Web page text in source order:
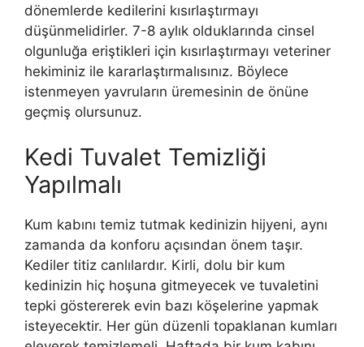
dönemlerde kedilerini kısırlaştırmayı
düşünmelidirler. 7-8 aylık olduklarında cinsel
olgunluğa eriştikleri için kısırlaştırmayı veteriner
hekiminiz ile kararlaştırmalısınız. Böylece
istenmeyen yavruların üremesinin de önüne
geçmiş olursunuz.
Kedi Tuvalet Temizliği
Yapılmalı
Kum kabını temiz tutmak kedinizin hijyeni, aynı
zamanda da konforu açısından önem taşır.
Kediler titiz canlılardır. Kirli, dolu bir kum
kedinizin hiç hoşuna gitmeyecek ve tuvaletini
tepki göstererek evin bazı köşelerine yapmak
isteyecektir. Her gün düzenli topaklanan kumları